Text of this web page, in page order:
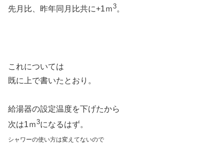
先月比、昨年同月比共に+1ｍ3。
これについては
既に上で書いたとおり。
給湯器の設定温度を下げたから
次は1ｍ3になるはず。
シャワーの使い方は変えてないので